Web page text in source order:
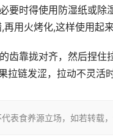
要时得使用防湿纸或
用火烤化,这样使用起
齿靠拢对齐，然后捏
拉链发涩，拉动不灵活
表食养源立场，如若转